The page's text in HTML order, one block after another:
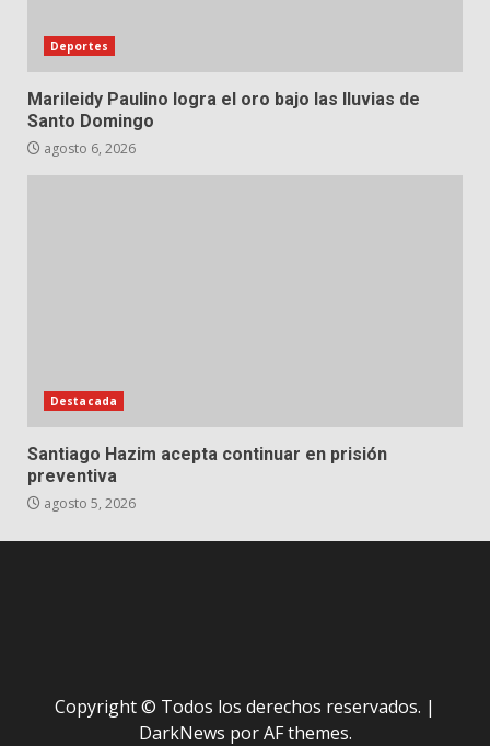
Deportes
Marileidy Paulino logra el oro bajo las lluvias de
Santo Domingo
agosto 6, 2026
Destacada
Santiago Hazim acepta continuar en prisión
preventiva
agosto 5, 2026
Copyright © Todos los derechos reservados. |
DarkNews por AF themes.